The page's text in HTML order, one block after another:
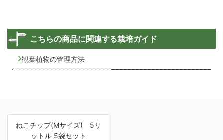
こちらの商品に関連する栽培ガイド
観葉植物の管理方法
ねこチップ(Mサイズ) 5リ
ットル 5袋セット